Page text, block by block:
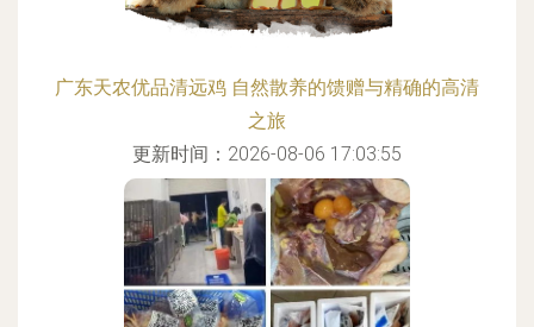
广东天农优品清远鸡 自然散养的馈赠与精确的高清
之旅
更新时间：2026-08-06 17:03:55